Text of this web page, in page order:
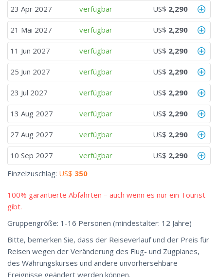
23 Apr 2027 verfügbar US$ 2,290
21 Mai 2027 verfügbar US$ 2,290
11 Jun 2027 verfügbar US$ 2,290
25 Jun 2027 verfügbar US$ 2,290
23 Jul 2027 verfügbar US$ 2,290
13 Aug 2027 verfügbar US$ 2,290
27 Aug 2027 verfügbar US$ 2,290
10 Sep 2027 verfügbar US$ 2,290
Einzelzuschlag: US$ 350
100% garantierte Abfahrten – auch wenn es nur ein Tourist
gibt.
Gruppengröße: 1-16 Personen (mindestalter: 12 Jahre)
Bitte, bemerken Sie, dass der Reiseverlauf und der Preis für
Reisen wegen der Veränderung des Flug- und Zugplanes,
des Währungskurses und andere unvorhersehbare
Ereignisse geändert werden können.